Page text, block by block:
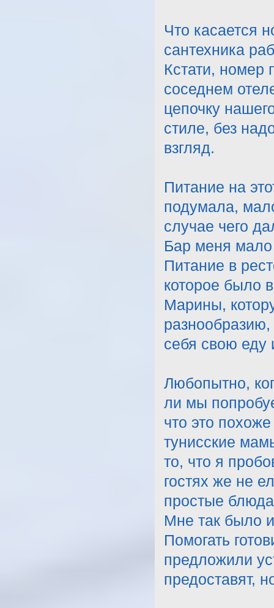
Что касается
сантехника
Кстати, номер
соседнем
цепочку
стиле, без
взгляд.
Питание на
подумала,
случае чего
Бар меня мало
Питание в
которое было
Марины,
себя свою еду
Любопытно,
ли мы
что это
тунисские
то, что я
гостях же не
простые
Мне так было
Помогать
предложили
предоставят,